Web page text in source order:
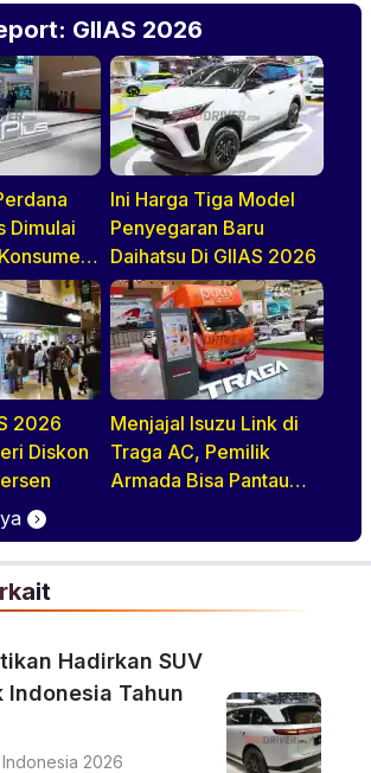
GIIAS 2026
Dimulai
Ini Harga Tiga Model
Penyegaran Baru
Daihatsu Di GIIAS 2026
2026
Diskon
Menjajal Isuzu Link di
Traga AC, Pemilik
Armada Bisa Pantau
Realtime
Hadirkan SUV
Indonesia Tahun
2026